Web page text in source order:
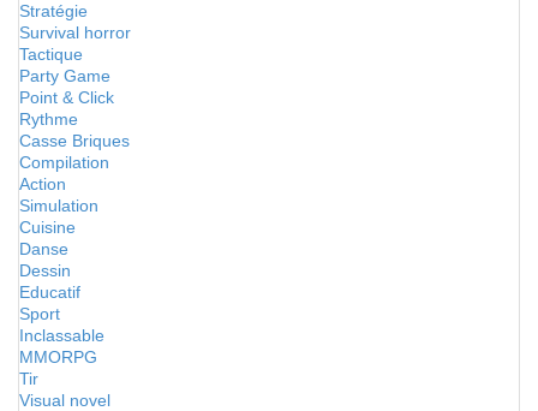
Stratégie
Survival horror
Tactique
Party Game
Point & Click
Rythme
Casse Briques
Compilation
Action
Simulation
Cuisine
Danse
Dessin
Educatif
Sport
Inclassable
MMORPG
Tir
Visual novel